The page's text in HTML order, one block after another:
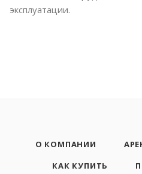
эксплуатации.
О КОМПАНИИ
КАК КУПИТЬ